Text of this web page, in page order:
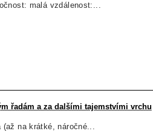
malá vzdálenost:...
řadám a za dalšími tajemstvími vrchu
na krátké, náročné...